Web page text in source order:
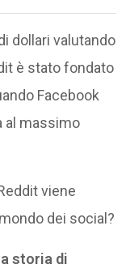
dollari valutando
è stato fondato
Facebook
al massimo
viene
dei social?
storia di